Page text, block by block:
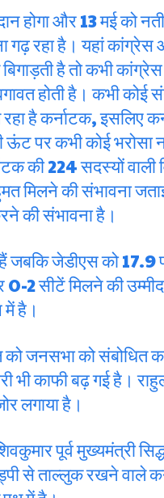
होगा और 13 मई को
रहा है। यहां कांग्रेस
है तो कभी
होती है। कभी कोई
है कर्नाटक, इसलिए
पर कभी कोई भरोसा
की 224 सदस्यों वाली
मिलने की संभावना
की संभावना है।
जबकि जेडीएस को
2 सीटें मिलने की
में है।
को जनसभा को
भी काफी बढ़ गई है।
लगाया है।
पूर्व मुख्यमंत्री
से ताल्लुक रखने वाले